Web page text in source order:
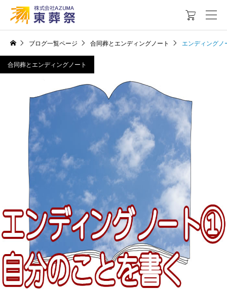

ブログ一覧ページ 合同葬とエンディングノート エンディング
合同葬とエンディングノート